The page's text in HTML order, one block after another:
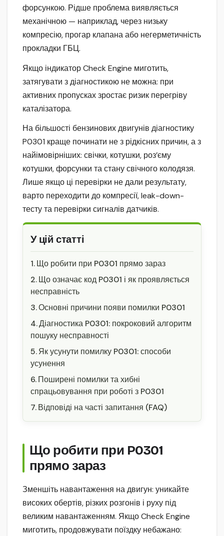
форсункою. Рідше проблема виявляється
механічною — наприклад, через низьку
компресію, прогар клапана або негерметичність
прокладки ГБЦ.
Якщо індикатор Check Engine миготить,
затягувати з діагностикою не можна: при
активних пропусках зростає ризик перегріву
каталізатора.
На більшості бензинових двигунів діагностику
P0301 краще починати не з рідкісних причин, а з
найімовірніших: свічки, котушки, роз’єму
котушки, форсунки та стану свічного колодязя.
Лише якщо ці перевірки не дали результату,
варто переходити до компресії, leak-down-
тесту та перевірки сигналів датчиків.
У цій статті
Що робити при P0301 прямо зараз
Що означає код P0301 і як проявляється
несправність
Основні причини появи помилки P0301
Діагностика P0301: покроковий алгоритм
пошуку несправності
Як усунути помилку P0301: способи
усунення
Поширені помилки та хибні
спрацьовування при роботі з P0301
Відповіді на часті запитання (FAQ)
Що робити при P0301
прямо зараз
Зменшіть навантаження на двигун: уникайте
високих обертів, різких розгонів і руху під
великим навантаженням. Якщо Check Engine
миготить, продовжувати поїздку небажано: